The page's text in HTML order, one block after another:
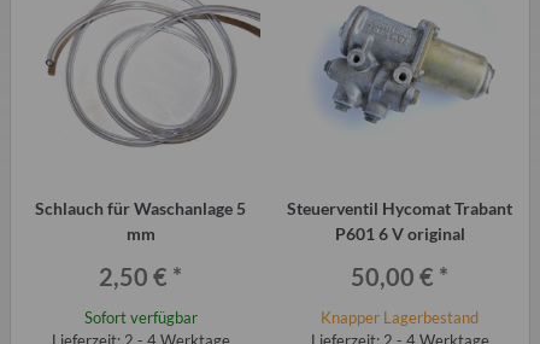
Schlauch für Waschanlage 5
mm
2,50 € *
Sofort verfügbar
Steuerventil Hycomat Trabant
P601 6 V original
50,00 € *
Knapper Lagerbestand